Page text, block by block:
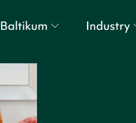
Baltikum Industry